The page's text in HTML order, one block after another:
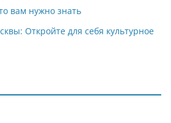
вам нужно знать
Откройте для себя культурное